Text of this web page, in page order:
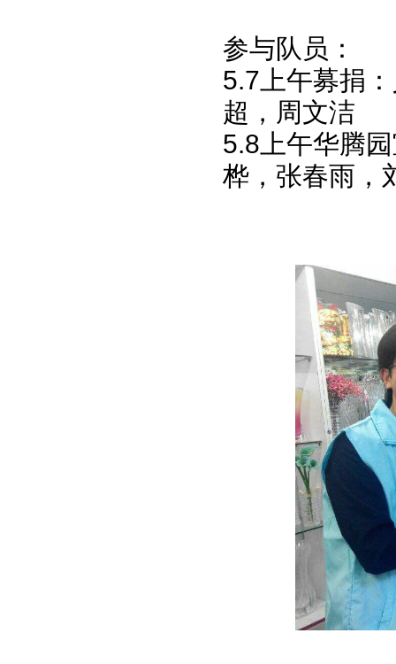
参与队员：
5.7上午募捐
超，周文洁
5.8上午华腾
桦，张春雨，